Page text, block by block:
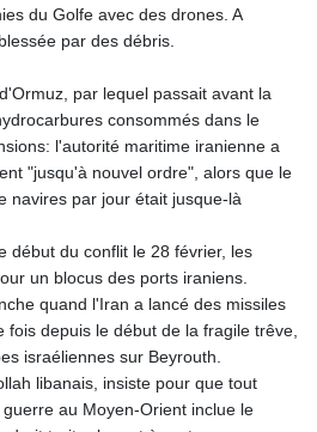
3596.040078
MOP 8.079926
MRU 40.090379
MUR 47.050378
MVR 15.450378
1737.000345
MXN 17.136204
MYR 4.090104
MZN 63.905039
NAD 16.250377
1364.860377
du Golfe avec des drones. A
par des débris.
par lequel passait avant la
consommés dans le
l'autorité maritime iranienne a
"jusqu'à nouvel ordre", alors que le
navires par jour était jusque-là
début du conflit le 28 février, les
un blocus des ports iraniens.
quand l'Iran a lancé des missiles
fois depuis le début de la fragile trêve,
israéliennes sur Beyrouth.
libanais, insiste pour que tout
au Moyen-Orient inclue le